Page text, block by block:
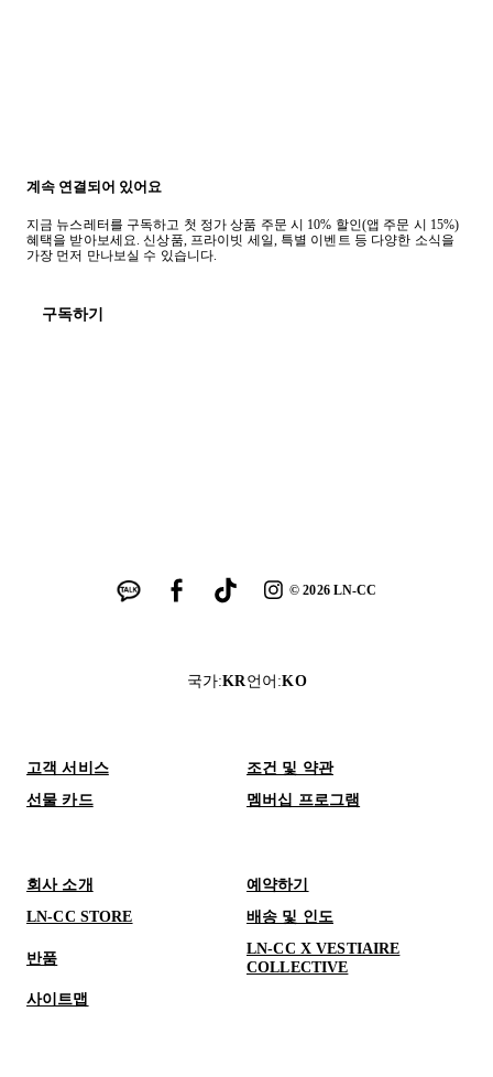
계속 연결되어 있어요
지금 뉴스레터를 구독하고 첫 정가 상품 주문 시 10% 할인(앱 주문 시 15%)
혜택을 받아보세요. 신상품, 프라이빗 세일, 특별 이벤트 등 다양한 소식을
가장 먼저 만나보실 수 있습니다.
구독하기
©2026LN-CC
국가:KR언어 :KO
고객 서비스
조건 및 약관
선물 카드
멤버십 프로그램
회사 소개
예약하기
LN-CC STORE
배송 및 인도
반품
LN-CC X VESTIAIRE
COLLECTIVE
사이트맵